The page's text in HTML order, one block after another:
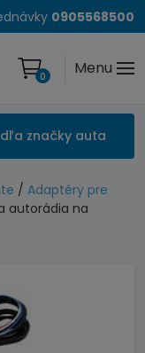
0905568500
Menu
0
značky auta
/ Adaptéry pre
autorádia na